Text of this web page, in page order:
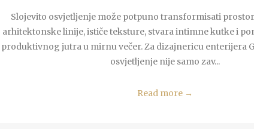
Slojevito osvjetljenje može potpuno transformisati
arhitektonske linije, ističe teksture, stvara intimne kutke i
produktivnog jutra u mirnu večer. Za dizajnericu enterijera
osvjetljenje nije samo zav...
Read more →